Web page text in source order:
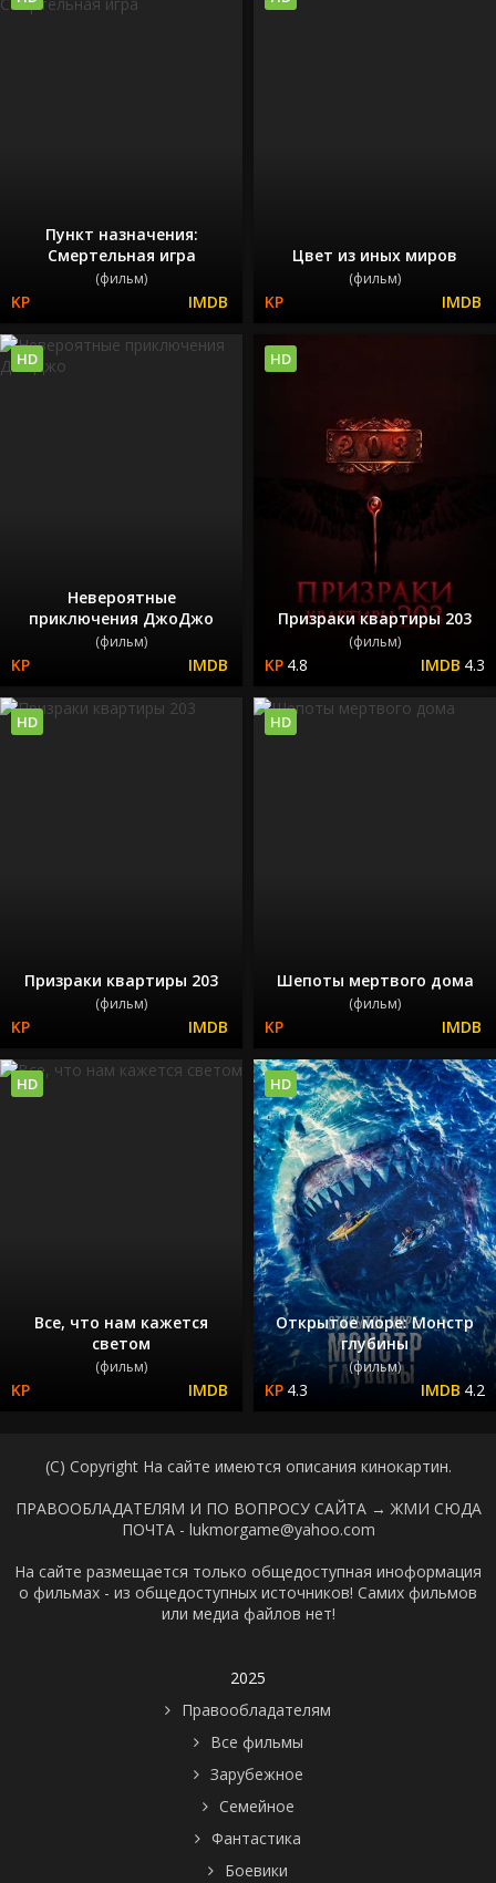
Пункт назначения:
Смертельная игра
(фильм)
Цвет из иных миров
(фильм)
Невероятные
приключения ДжоДжо
(фильм)
HD
Призраки квартиры 203
(фильм)
4.8 4.3
HD
Призраки квартиры 203
(фильм)
HD
Шепоты мертвого дома
(фильм)
HD
Все, что нам кажется
светом
(фильм)
HD
Открытое море: Монстр
глубины
(фильм)
4.3 4.2
HD
(C) Copyright На сайте имеются описания кинокартин.
ПРАВООБЛАДАТЕЛЯМ И ПО ВОПРОСУ САЙТА → ЖМИ СЮДА
ПОЧТА - lukmorgame@yahoo.com
На сайте размещается только общедоступная иноформация
о фильмах - из общедоступных источников! Самих фильмов
или медиа файлов нет!
2025
Правообладателям
Все фильмы
Зарубежное
Семейное
Фантастика
Боевики